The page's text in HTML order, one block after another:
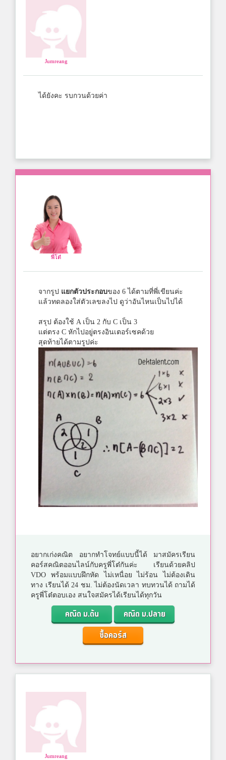
Jumreang
ได้ยังคะ รบกวนด้วยค่า
พี่โต๋
จากรูป แยกตัวประกอบของ 6 ได้ตามที่พี่เขียนค่ะ
แล้วทดลองใส่ตัวเลขลงไป ดูว่าอันไหนเป็นไปได้
สรุป ต้องใช้ A เป็น 2 กับ C เป็น 3
แต่ตรง C หักไปอยู่ตรงอินเตอร์เซคด้วย
สุดท้ายได้ตามรูปค่ะ
อยากเก่งคณิต อยากทำโจทย์แบบนี้ได้ มาสมัครเรียน
คอร์สคณิตออนไลน์กับครูพี่โต๋กันค่ะ เรียนด้วยคลิป
VDO พร้อมแบบฝึกหัด ไม่เหนื่อย ไม่ร้อน ไม่ต้องเดิน
ทาง เรียนได้ 24 ชม. ไม่ต้องนัดเวลา ทบทวนได้ ถามได้
ครูพี่โต๋ตอบเอง สนใจสมัครได้เรียนได้ทุกวัน
คณิต ม.ต้น
คณิต ม.ปลาย
ซื้อคอร์ส
Jumreang